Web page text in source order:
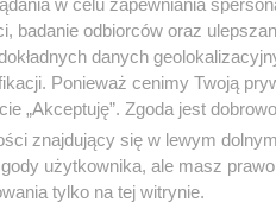
podjęciem nawet
zarządzanie tymi
odbiorców oraz
danych
Ponieważ cenimy Twoją
„Akceptuję”. Zgoda jest
znajdujący się w lewym
użytkownika, ale masz
tylko na tej witrynie.